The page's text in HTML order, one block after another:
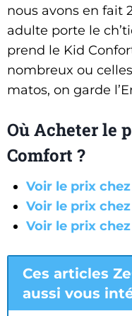
nous avons en fait
adulte porte le
prend le Kid
nombreux ou
matos, on garde
Où Acheter le
Comfort ?
Voir le prix
Voir le prix
Voir le prix
Ces articles
aussi vous